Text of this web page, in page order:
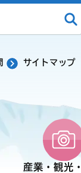
サイトマップ
産業・観光